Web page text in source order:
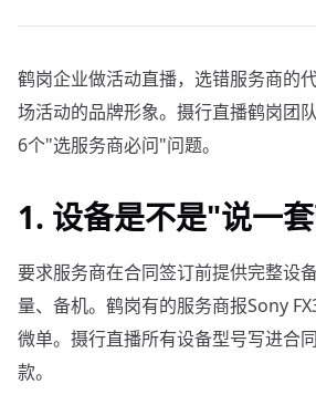
鹤岗企业做活动直播，选错服务商
场活动的品牌形象。摄行直播鹤岗团
6个"选服务商必问"问题。
1. 设备是不是"说一
要求服务商在合同签订前提供完整设
量、备机。鹤岗有的服务商报Sony
微单。摄行直播所有设备型号写进合
款。